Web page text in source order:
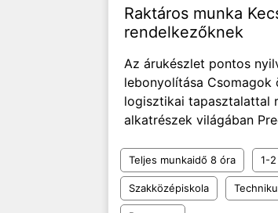
Raktáros munka
rendelkezőknek
Az árukészlet pontos
lebonyolítása Csomagok
logisztikai tapasztalattal
alkatrészek világában
Teljes munkaidő 8 óra 1-
Szakközépiskola